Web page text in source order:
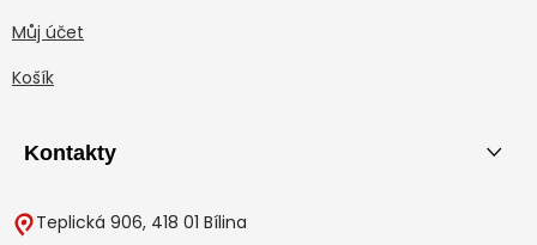
Můj účet
Košík
Kontakty
Teplická 906, 418 01 Bílina